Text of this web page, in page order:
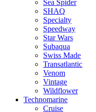
Sea Spider
SHAQ
Specialty
Speedway
Star Wars
Subaqua
Swiss Made
Transatlantic
Venom
Vintage
Wildflower
Technomarine
Cruise